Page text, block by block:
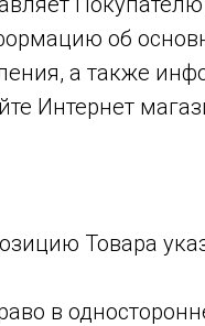
об
а также
Интернет
Товара
в